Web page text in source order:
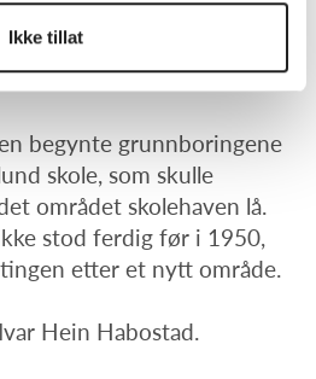
Ikke tillat
gang med luking og
på Lovisenlund-
begynte grunnboringene
skole, som skulle
området skolehaven lå.
stod ferdig før i 1950,
etter et nytt område.
Hein Habostad.